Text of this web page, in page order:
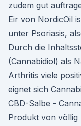
zudem gut
Eir von NordicOil
unter Psoriasis,
Durch die
(Cannabidiol) als
Arthritis viele
eignet sich
CBD-Salbe -
Produkt von